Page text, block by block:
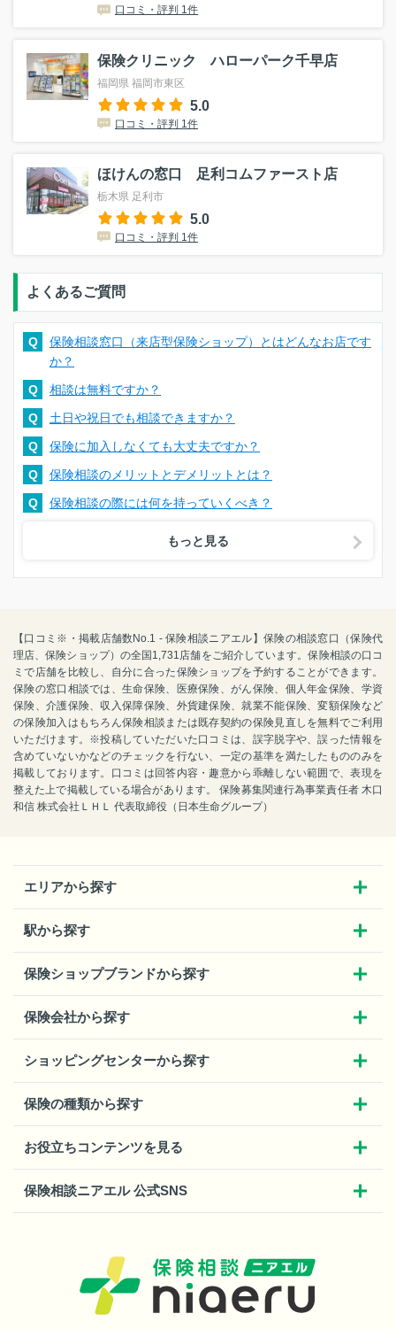
口コミ・評判 1件
保険クリニック ハローパーク千早店
福岡県 福岡市東区
5.0
口コミ・評判 1件
ほけんの窓口 足利コムファースト店
栃木県 足利市
5.0
口コミ・評判 1件
よくあるご質問
Q
保険相談窓口（来店型保険ショップ）とはどんなお店です
か？
Q
相談は無料ですか？
Q
土日や祝日でも相談できますか？
Q
保険に加入しなくても大丈夫ですか？
Q
保険相談のメリットとデメリットとは？
Q
保険相談の際には何を持っていくべき？
もっと見る
【口コミ※・掲載店舗数No.1 - 保険相談ニアエル】保険の相談窓口（保険代
理店、保険ショップ）の全国1,731店舗をご紹介しています。保険相談の口コ
ミで店舗を比較し、自分に合った保険ショップを予約することができます。
保険の窓口相談では、生命保険、医療保険、がん保険、個人年金保険、学資
保険、介護保険、収入保障保険、外貨建保険、就業不能保険、変額保険など
の保険加入はもちろん保険相談または既存契約の保険見直しを無料でご利用
いただけます。※投稿していただいた口コミは、誤字脱字や、誤った情報を
含めていないかなどのチェックを行ない、一定の基準を満たしたもののみを
掲載しております。口コミは回答内容・趣意から乖離しない範囲で、表現を
整えた上で掲載している場合があります。 保険募集関連行為事業責任者 木口
和信 株式会社ＬＨＬ 代表取締役（日本生命グループ）
エリアから探す
駅から探す
保険ショップブランドから探す
保険会社から探す
ショッピングセンターから探す
保険の種類から探す
お役立ちコンテンツを見る
保険相談ニアエル 公式SNS